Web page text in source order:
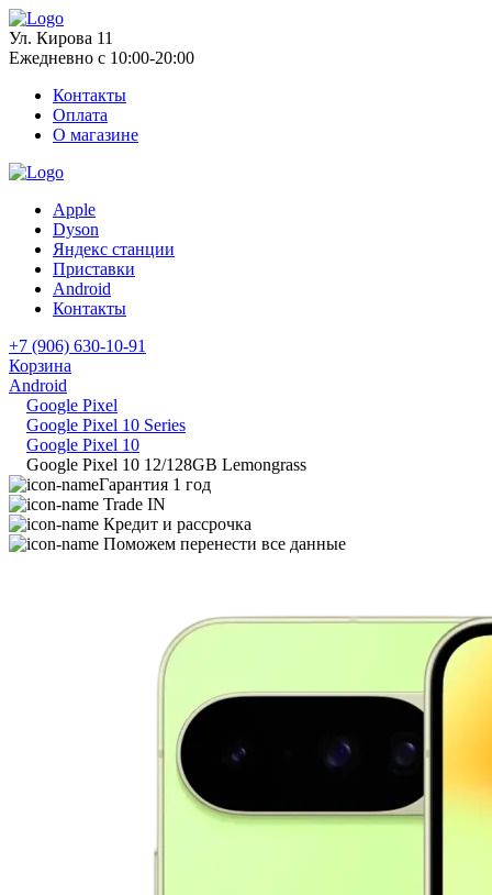
Ул. Кирова 11
Ежедневно с 10:00-20:00
Контакты
Оплата
О магазине
Apple
Dyson
Яндекс станции
Приставки
Android
Контакты
+7 (906) 630-10-91
Корзина
Android
Google Pixel
Google Pixel 10 Series
Google Pixel 10
Google Pixel 10 12/128GB Lemongrass
Гарантия 1 год
Trade IN
Кредит и рассрочка
Поможем перенести все данные